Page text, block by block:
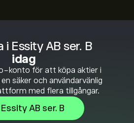
i Essity AB ser. B
idag
konto för att köpa aktier i
en säker och användarvänlig
med flera tillgångar.
Essity AB ser. B